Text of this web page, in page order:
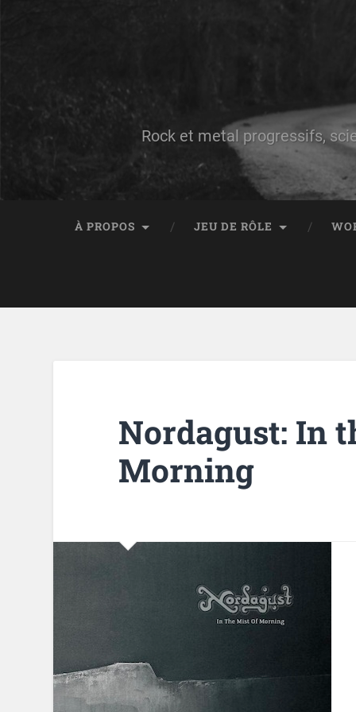
Rock et metal progressifs,
À PROPOS JEU DE RÔLE
Nordagust: In
Morning